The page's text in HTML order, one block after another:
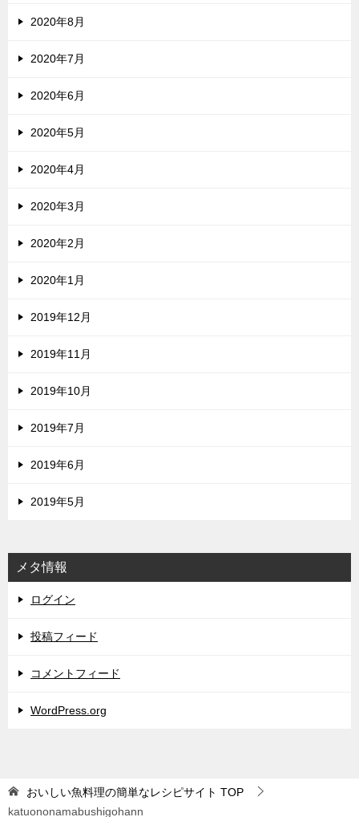
2020年8月
2020年7月
2020年6月
2020年5月
2020年4月
2020年3月
2020年2月
2020年1月
2019年12月
2019年11月
2019年10月
2019年7月
2019年6月
2019年5月
メタ情報
ログイン
投稿フィード
コメントフィード
WordPress.org
おいしい魚料理の簡単なレシピサイト TOP
katuononamabushigohann